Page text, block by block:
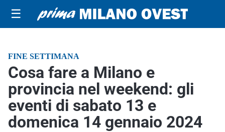
☰
FINE SETTIMANA
Cosa fare a Milano e
provincia nel weekend: gli
eventi di sabato 13 e
domenica 14 gennaio 2024